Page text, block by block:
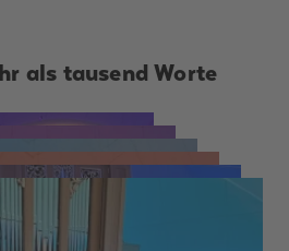
als tausend Worte